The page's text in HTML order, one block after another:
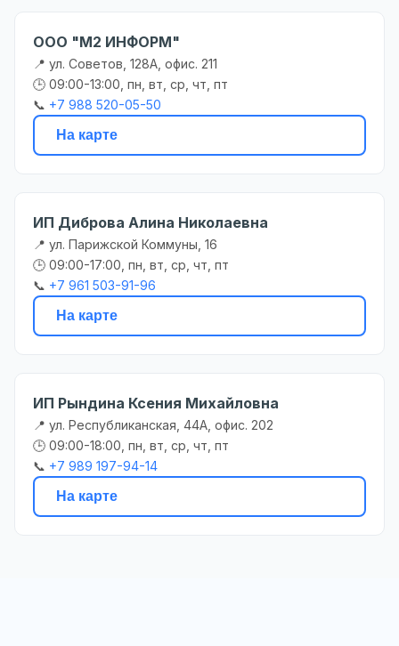
ООО "М2 ИНФОРМ"
📍 ул. Советов, 128А, офис. 211
🕒 09:00-13:00, пн, вт, ср, чт, пт
📞 +7 988 520-05-50
На карте
ИП Диброва Алина Николаевна
📍 ул. Парижской Коммуны, 16
🕒 09:00-17:00, пн, вт, ср, чт, пт
📞 +7 961 503-91-96
На карте
ИП Рындина Ксения Михайловна
📍 ул. Республиканская, 44А, офис. 202
🕒 09:00-18:00, пн, вт, ср, чт, пт
📞 +7 989 197-94-14
На карте